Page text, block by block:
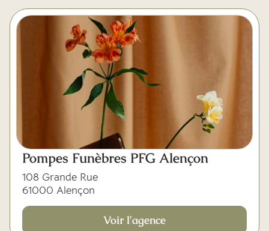
Pompes Funèbres PFG Alençon
108 Grande Rue
61000 Alençon
Voir l'agence